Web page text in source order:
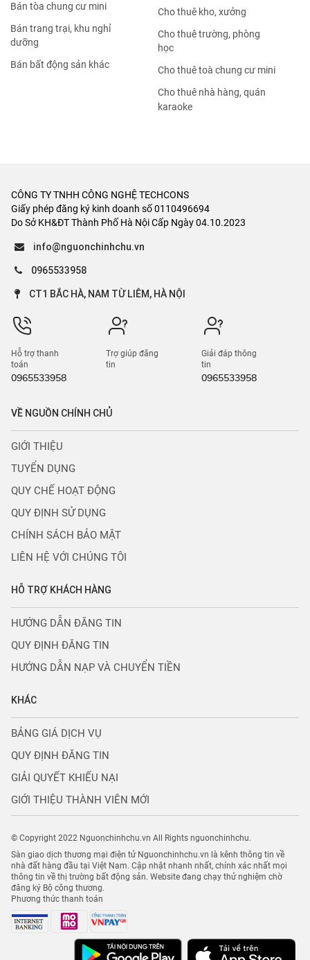
Bán tòa chung cư mini
Bán trang trại, khu nghỉ
dưỡng
Bán bất động sản khác
Cho thuê kho, xưởng
Cho thuê trường, phòng
học
Cho thuê toà chung cư mini
Cho thuê nhà hàng, quán
karaoke
CÔNG TY TNHH CÔNG NGHỆ TECHCONS
Giấy phép đăng ký kinh doanh số 0110496694
Do Sở KH&ĐT Thành Phố Hà Nội Cấp Ngày 04.10.2023
info@nguonchinhchu.vn
0965533958
CT1 BẮC HÀ, NAM TỪ LIÊM, HÀ NỘI
Hỗ trợ thanh
toán
0965533958
Trợ giúp đăng
tin
Giải đáp thông
tin
0965533958
VỀ NGUỒN CHÍNH CHỦ
GIỚI THIỆU
TUYỂN DỤNG
QUY CHẾ HOẠT ĐỘNG
QUY ĐỊNH SỬ DỤNG
CHÍNH SÁCH BẢO MẬT
LIÊN HỆ VỚI CHÚNG TÔI
HỖ TRỢ KHÁCH HÀNG
HƯỚNG DẪN ĐĂNG TIN
QUY ĐỊNH ĐĂNG TIN
HƯỚNG DẪN NẠP VÀ CHUYỂN TIỀN
KHÁC
BẢNG GIÁ DỊCH VỤ
QUY ĐỊNH ĐĂNG TIN
GIẢI QUYẾT KHIẾU NẠI
GIỚI THIỆU THÀNH VIÊN MỚI
© Copyright 2022 Nguonchinhchu.vn All Rights nguonchinhchu.
Sàn giao dịch thương mại điện tử Nguonchinhchu.vn là kênh thông tin về
nhà đất hàng đầu tại Việt Nam. Cập nhật nhanh nhất, chính xác nhất mọi
thông tin về thị trường bất động sản. Website đang chạy thử nghiệm chờ
đăng ký Bộ công thương.
Phương thức thanh toán